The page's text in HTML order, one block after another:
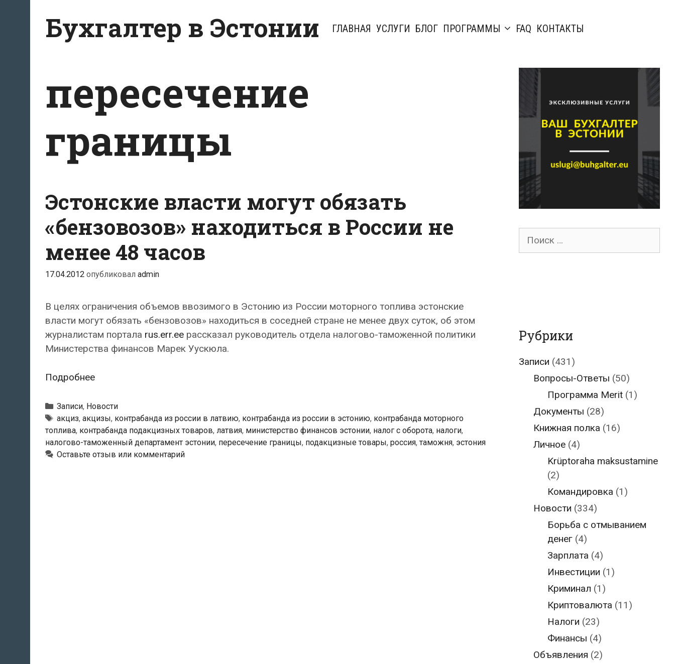
содержанию
Бухгалтер в Эстонии ГЛАВНАЯ УСЛУГИ БЛОГ ПРОГРАММЫ FAQ КОНТАКТЫ
пересечение
границы
Эстонские власти могут обязать
«бензовозов» находиться в России не
менее 48 часов
17.04.2012 опубликовал admin
В целях ограничения объемов ввозимого в Эстонию из России моторного топлива эстонские
власти могут обязать «бензовозов» находиться в соседней стране не менее двух суток, об этом
журналистам портала rus.err.ee рассказал руководитель отдела налогово-таможенной политики
Министерства финансов Марек Уускюла.
ПодробнееЭстонские
могут
обязать
«бензовозов»
находиться
в
Рубрики
Записи, Новости
Метки
акциз, акцизы, контрабанда из россии в латвию, контрабанда из россии в эстонию, контрабанда моторного
топлива, контрабанда подакцизных товаров, латвия, министерство финансов эстонии, налог с оборота, налоги,
налогово-таможенный департамент эстонии, пересечение границы, подакцизные товары, россия,таможня, эстония
Оставьте отзыв или комментарий
Поиск
Рубрики
Записи (431)
Вопросы-Ответы (50)
Программа Merit (1)
Документы (28)
Книжная полка (16)
Личное(4)
Krüptoraha maksustamine
(2)
Командировка (1)
Новости (334)
Борьба с отмыванием
денег (4)
Зарплата (4)
Инвестиции (1)
Криминал (1)
Криптовалюта (11)
Налоги (23)
Финансы (4)
Объявления (2)